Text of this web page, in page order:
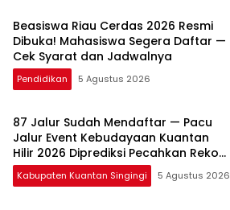
Beasiswa Riau Cerdas 2026 Resmi
Dibuka! Mahasiswa Segera Daftar —
Cek Syarat dan Jadwalnya
Pendidikan 5 Agustus 2026
87 Jalur Sudah Mendaftar — Pacu
Jalur Event Kebudayaan Kuantan
Hilir 2026 Diprediksi Pecahkan Rekor
Peserta
Kabupaten Kuantan Singingi 5 Agustus 2026